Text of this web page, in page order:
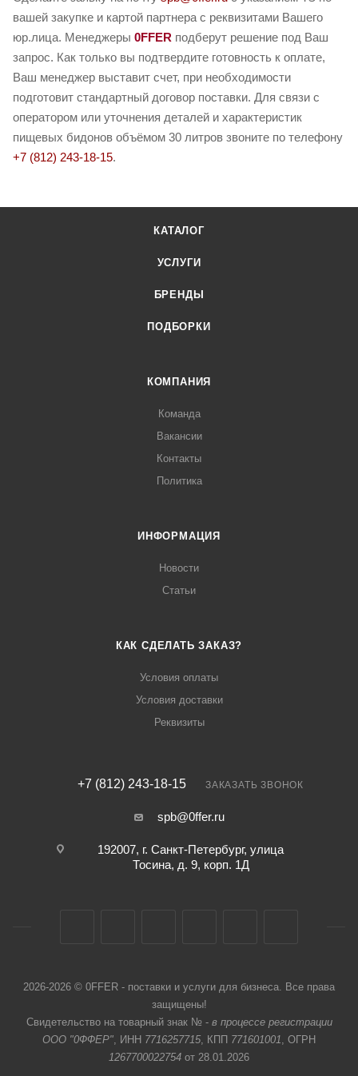
вашей закупке и картой партнера с реквизитами Вашего
юр.лица. Менеджеры 0FFER подберут решение под Ваш
запрос. Как только вы подтвердите готовность к оплате,
Ваш менеджер выставит счет, при необходимости
подготовит стандартный договор поставки. Для связи с
оператором или уточнения деталей и характеристик
пищевых бидонов объёмом 30 литров звоните по телефону
+7 (812) 243-18-15.
КАТАЛОГ
УСЛУГИ
БРЕНДЫ
ПОДБОРКИ
КОМПАНИЯ
Команда
Вакансии
Контакты
Политика
ИНФОРМАЦИЯ
Новости
Статьи
КАК СДЕЛАТЬ ЗАКАЗ?
Условия оплаты
Условия доставки
Реквизиты
+7 (812) 243-18-15 ЗАКАЗАТЬ ЗВОНОК
spb@0ffer.ru
192007, г. Санкт-Петербург, улица
Тосина, д. 9, корп. 1Д
2026-2026 © 0FFER - поставки и услуги для бизнеса. Все права
защищены!
Свидетельство на товарный знак № - в процессе регистрации
ООО "0ФФЕР", ИНН 7716257715, КПП 771601001, ОГРН
1267700022754 от 28.01.2026